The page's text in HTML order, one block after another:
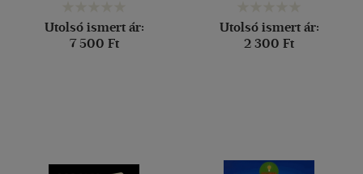
Utolsó ismert ár:
7 500 Ft
Utolsó ismert ár:
2 300 Ft